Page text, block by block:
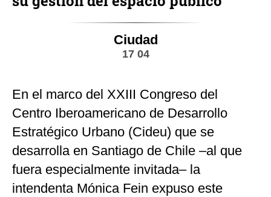
Ciudad
17 04
En el marco del XXIII Congreso del
Centro Iberoamericano de Desarrollo
Estratégico Urbano (Cideu) que se
desarrolla en Santiago de Chile –al que
fuera especialmente invitada– la
intendenta Mónica Fein expuso este